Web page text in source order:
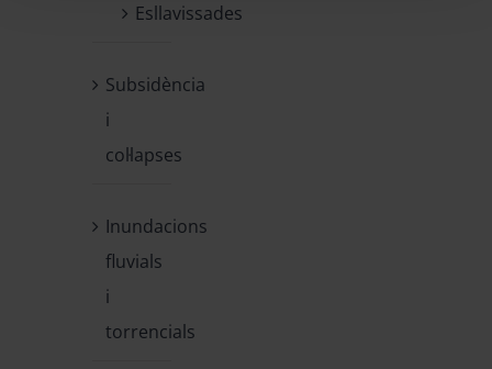
Esllavissades
Subsidència
i
col·lapses
Inundacions
fluvials
i
torrencials